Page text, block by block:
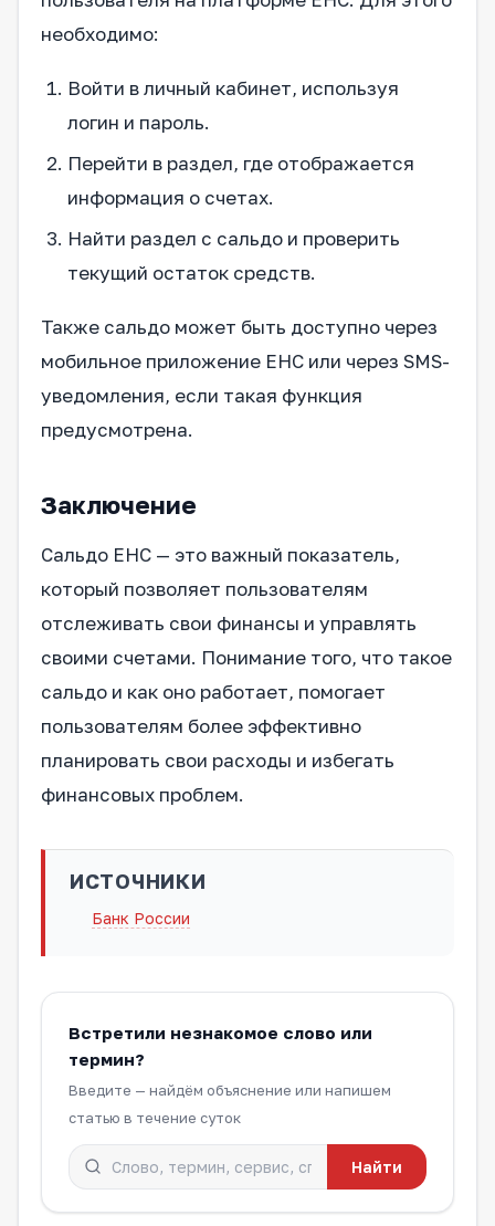
необходимо:
Войти в личный кабинет, используя
логин и пароль.
Перейти в раздел, где отображается
информация о счетах.
Найти раздел с сальдо и проверить
текущий остаток средств.
Также сальдо может быть доступно через
мобильное приложение ЕНС или через SMS-
уведомления, если такая функция
предусмотрена.
Заключение
Сальдо ЕНС — это важный показатель,
который позволяет пользователям
отслеживать свои финансы и управлять
своими счетами. Понимание того, что такое
сальдо и как оно работает, помогает
пользователям более эффективно
планировать свои расходы и избегать
финансовых проблем.
ИСТОЧНИКИ
Банк России
Встретили незнакомое слово или
термин?
Введите — найдём объяснение или напишем
статью в течение суток
Найти